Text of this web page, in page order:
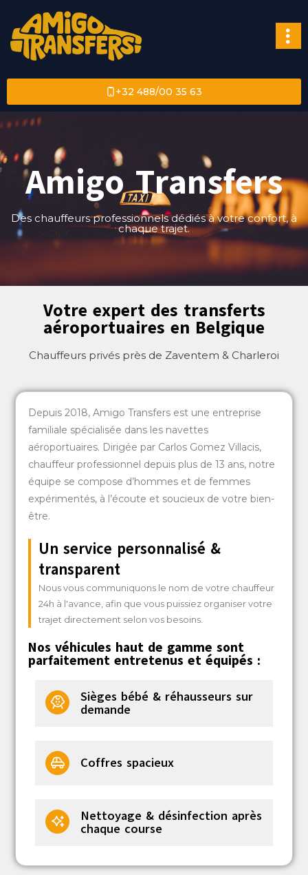
+32 488/00 35 63
Amigo Transfers
Des chauffeurs professionnels dédiés à votre confort, à
chaque trajet.
Votre expert des transferts
aéroportuaires en Belgique
Chauffeurs privés près de Zaventem & Charleroi
Depuis 2018, Amigo Transfers est une entreprise
familiale spécialisée dans les navettes
aéroportuaires. Dirigée par Carlos Gomez Villacis,
chauffeur professionnel depuis plus de 13 ans, notre
équipe se compose d’hommes et de femmes
expérimentés, à l’écoute et soucieux de votre bien-
être.
Un service personnalisé &
transparent
Nous vous communiquons le nom de votre chauffeur
24h à l'avance, afin que vous puissiez organiser votre
trajet directement selon vos besoins.
Nos véhicules haut de gamme sont
parfaitement entretenus et équipés :
Sièges bébé & réhausseurs sur
demande
Coffres spacieux
Nettoyage & désinfection après
chaque course